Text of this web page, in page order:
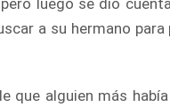
a su hermano
que alguien más